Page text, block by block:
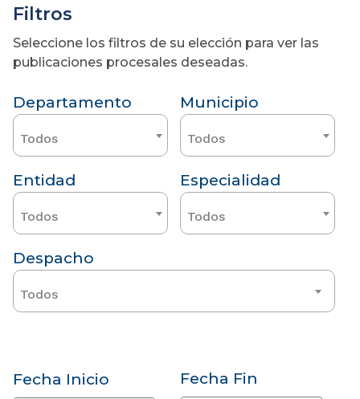
Filtros
Seleccione los filtros de su elección para ver las
publicaciones procesales deseadas.
Departamento
Todos
Municipio
Todos
Entidad
Todos
Especialidad
Todos
Despacho
Todos
Fecha Inicio Fecha Fin